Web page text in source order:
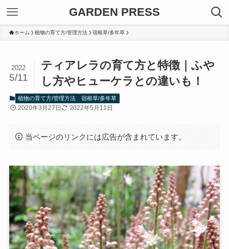
GARDEN PRESS
ホーム 植物の育て方/管理方法 宿根草/多年草
ティアレラの育て方と特徴｜ふや
し方やヒューケラとの違いも！
2022
5/11
植物の育て方/管理方法 宿根草/多年草
2020年3月27日 2022年5月11日
当ページのリンクには広告が含まれています。